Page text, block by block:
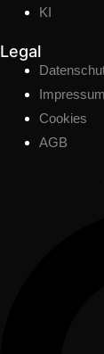
KI
Legal
Impressum
Cookies
AGB